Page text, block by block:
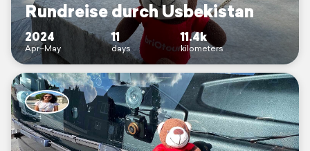
Rundreise durch Usbekistan
2024
Apr–May
11
days
11.4k
kilometers